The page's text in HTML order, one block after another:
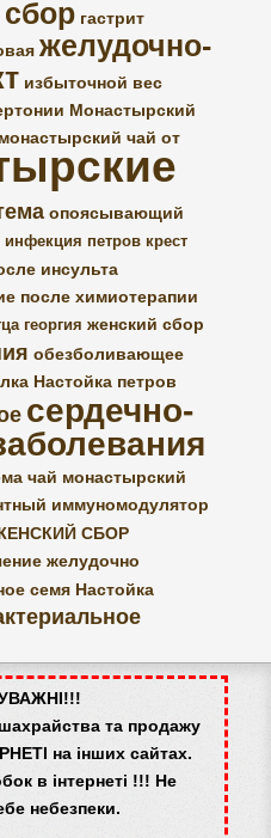
гастрит
желудочно-
избыточной вес
Монастырский
монастырский чай от
опоясывающий
инфекция петров крест
инсульта
после химиотерапии
георгия женский сбор
обезболивающее
Настойка петров
сердечно-
чай монастырский
иммуномодулятор
СБОР
желудочно
семя Настойка
та продажу
на інших сайтах.
в інтернеті !!! Не
небезпеки.